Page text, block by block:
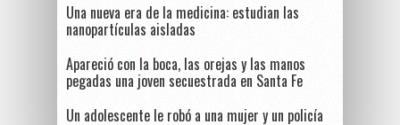
Una nueva era de la medicina: estudian las
nanopartículas aisladas
Apareció con la boca, las orejas y las manos
pegadas una joven secuestrada en Santa Fe
Un adolescente le robó a una mujer y un policía